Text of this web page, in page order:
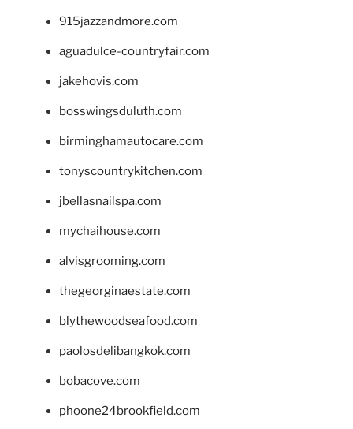
915jazzandmore.com
aguadulce-countryfair.com
jakehovis.com
bosswingsduluth.com
birminghamautocare.com
tonyscountrykitchen.com
jbellasnailspa.com
mychaihouse.com
alvisgrooming.com
thegeorginaestate.com
blythewoodseafood.com
paolosdelibangkok.com
bobacove.com
phoone24brookfield.com